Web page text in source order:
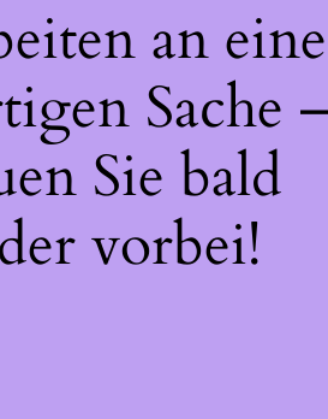
an
Sache
Sie bald
vorbei!